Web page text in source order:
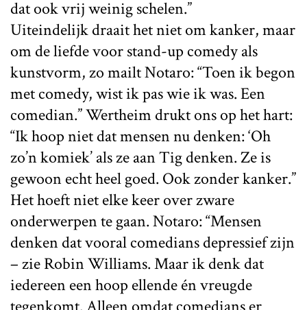
dat ook vrij weinig schelen.”
Uiteindelijk draait het niet om kanker, maar
om de liefde voor stand-up comedy als
kunstvorm, zo mailt Notaro: “Toen ik begon
met comedy, wist ik pas wie ik was. Een
comedian.” Wertheim drukt ons op het hart:
“Ik hoop niet dat mensen nu denken: ‘Oh
zo’n komiek’ als ze aan Tig denken. Ze is
gewoon echt heel goed. Ook zonder kanker.”
Het hoeft niet elke keer over zware
onderwerpen te gaan. Notaro: “Mensen
denken dat vooral comedians depressief zijn
– zie Robin Williams. Maar ik denk dat
iedereen een hoop ellende én vreugde